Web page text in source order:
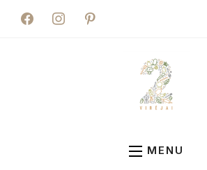
facebookinstagrampinterest
MENU